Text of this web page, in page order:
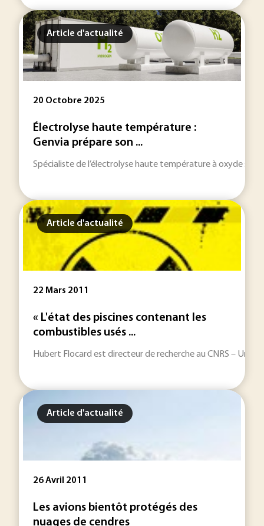
Article d'actualité
20 Octobre 2025
Électrolyse haute température :
Genvia prépare son ...
Spécialiste de l’électrolyse haute température à oxyde
Article d'actualité
22 Mars 2011
« L'état des piscines contenant les
combustibles usés ...
Hubert Flocard est directeur de recherche au CNRS –
Article d'actualité
26 Avril 2011
Les avions bientôt protégés des
nuages de cendres